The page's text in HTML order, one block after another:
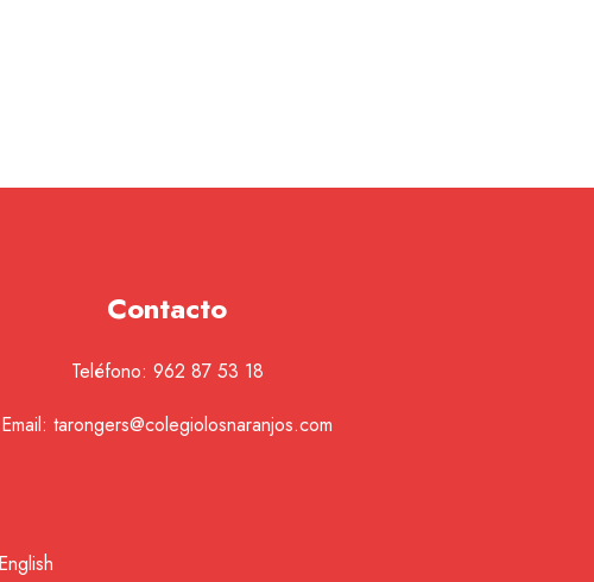
Contacto
Teléfono: 962 87 53 18
Email: tarongers@colegiolosnaranjos.com